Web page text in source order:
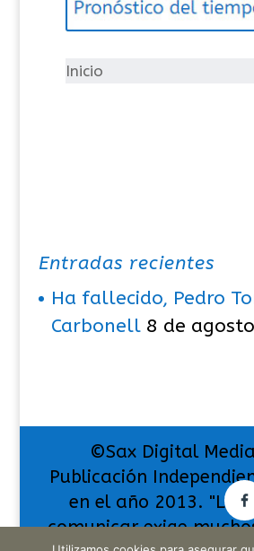
íInicio
Entradas recientes
Ha fallecido, Pedro
Carbonell 8 de
©Sax Digital
Publicación
en el año 2013. "La
comunicar exige